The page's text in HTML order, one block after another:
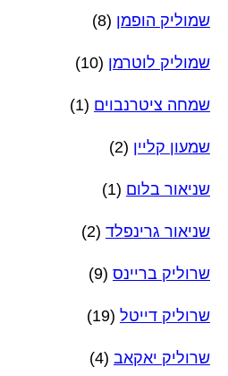
שמוליק הופמן (8)
שמוליק לוטרמן (10)
שמחה ציטרנבוים (1)
שמעון קליין (2)
שניאור בלום (1)
שניאור גרינפלד (2)
שרוליק בריינס (9)
שרוליק דייטל (19)
שרוליק יאקאב (4)